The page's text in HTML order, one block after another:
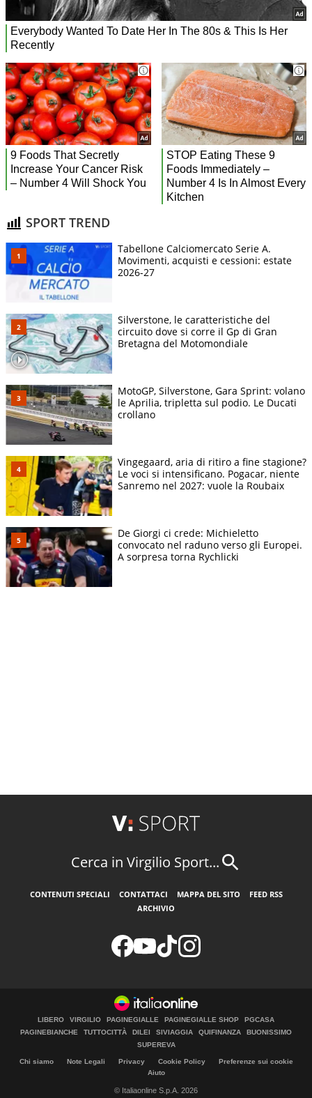
SPORT TREND
Tabellone Calciomercato Serie A.
Movimenti, acquisti e cessioni: estate
2026-27
Silverstone, le caratteristiche del
circuito dove si corre il Gp di Gran
Bretagna del Motomondiale
MotoGP, Silverstone, Gara Sprint: volano
le Aprilia, tripletta sul podio. Le Ducati
crollano
Vingegaard, aria di ritiro a fine stagione?
Le voci si intensificano. Pogacar, niente
Sanremo nel 2027: vuole la Roubaix
De Giorgi ci crede: Michieletto
convocato nel raduno verso gli Europei.
A sorpresa torna Rychlicki
Cerca in Virgilio Sport...
CONTENUTI SPECIALI CONTATTACI MAPPA DEL SITO
FEED RSS
ARCHIVIO
LIBERO VIRGILIO PAGINEGIALLE PAGINEGIALLE SHOP
PGCASA
PAGINEBIANCHE
TUTTOCITTÀ DILEI SIVIAGGIA QUIFINANZA
BUONISSIMO
SUPEREVA
Chi siamo Note Legali Privacy Cookie Policy
Preferenze sui cookie
Aiuto
© Italiaonline S.p.A. 2026